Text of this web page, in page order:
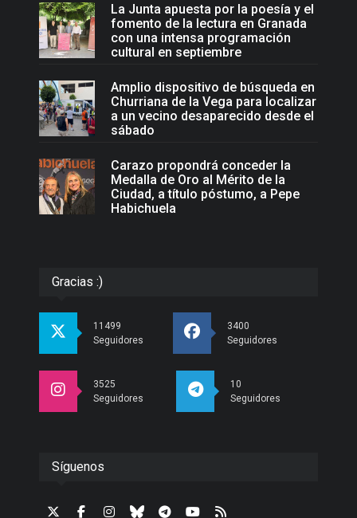
La Junta apuesta por la poesía y el
fomento de la lectura en Granada
con una intensa programación
cultural en septiembre
Amplio dispositivo de búsqueda en
Churriana de la Vega para localizar
a un vecino desaparecido desde el
sábado
Carazo propondrá conceder la
Medalla de Oro al Mérito de la
Ciudad, a título póstumo, a Pepe
Habichuela
Gracias :)
11499
Seguidores
3400
Seguidores
3525
Seguidores
10
Seguidores
Síguenos